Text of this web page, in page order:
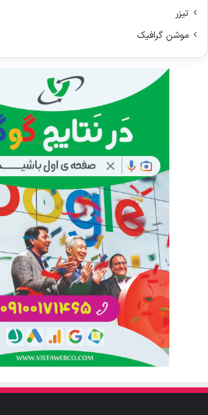
تیزر
موشن گرافیک